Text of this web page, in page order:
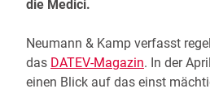
die Medici.
Neumann & Kamp verfasst
das DATEV-Magazin. In der
einen Blick auf das einst